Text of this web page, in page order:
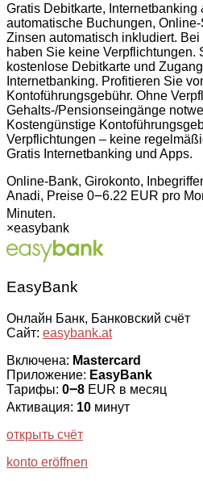
Gratis Debitkarte, Internetbanking
automatische Buchungen,
Zinsen automatisch inkludiert.
haben Sie keine Verpflichtungen.
kostenlose Debitkarte und
Internetbanking. Profitieren Sie
Kontoführungsgebühr. Ohne
Gehalts-/Pensionseingänge
Kostengünstige
Verpflichtungen – keine
Gratis Internetbanking und Apps.
Online-Bank, Girokonto,
Anadi, Preise 0౼6.22 EUR pro
Minuten.
×easybank
EasyBank
Онлайн Банк, Банковский счёт
Сайт: easybank.at
Включена: Mastercard
Приложение: EasyBank
Тарифы: 0౼8 EUR в месяц
Активация: 10 минут
открыть счёт
konto eröffnen